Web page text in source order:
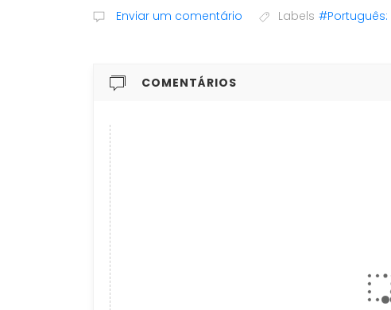
Enviar um comentário Labels #Português:
COMENTÁRIOS